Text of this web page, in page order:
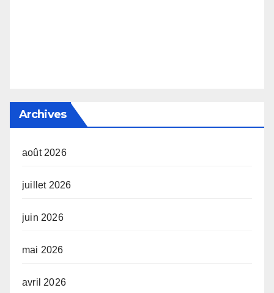
Archives
août 2026
juillet 2026
juin 2026
mai 2026
avril 2026